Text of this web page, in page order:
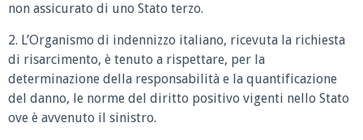
non assicurato di uno Stato terzo.
2. L’Organismo di indennizzo italiano, ricevuta la richiesta
di risarcimento, è tenuto a rispettare, per la
determinazione della responsabilità e la quantificazione
del danno, le norme del diritto positivo vigenti nello Stato
ove è avvenuto il sinistro.